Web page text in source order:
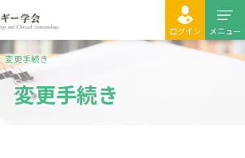
ログイン メニュー
変更手続き
変更手続き